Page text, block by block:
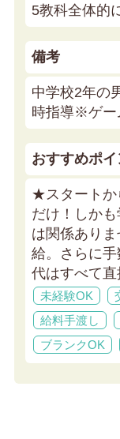
5教科全体的
備考
中学校2年の
時指導※ゲー
おすすめポイ
★スタートか
だけ！しか
は関係あり
給。さらに
代はすべて直
未経験OK
給料手渡し
ブランクOK